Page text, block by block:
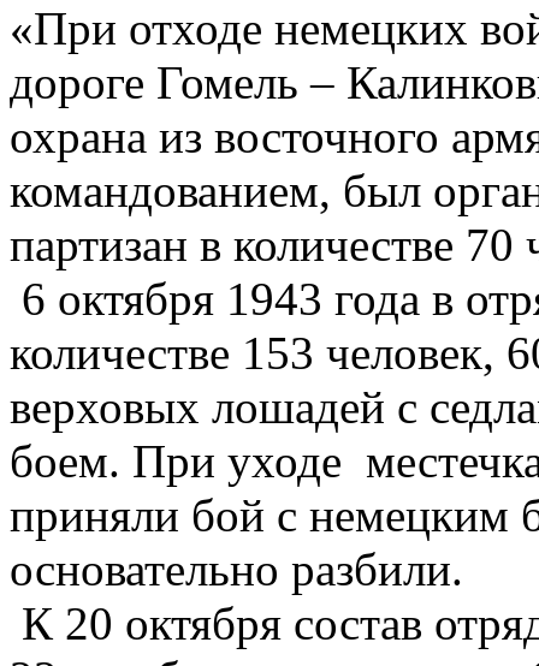
«При отходе немецких
дороге Гомель –
охрана из восточного
командованием, был
партизан в количестве
6 октября 1943 года в
количестве 153 человек,
верховых лошадей с
боем. При уходе
приняли бой с немецким
основательно разбили.
К 20 октября состав